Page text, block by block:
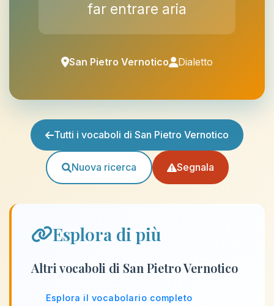
far entrare aria
San Pietro Vernotico Dialetto
Tutti i vocaboli di San Pietro Vernotico
Nuova ricerca Segnala
Esplora di più
Altri vocaboli di San Pietro Vernotico
Esplora il vocabolario completo